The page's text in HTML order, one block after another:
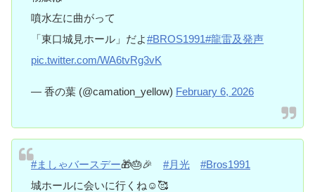
噴水左に曲がって
「東口城見ホール」だよ#BROS1991#龍雷及発声
pic.twitter.com/WA6tvRg3vK
— 香の葉 (@camation_yellow) February 6, 2026
#ましゃバースデー🎁🎂🎉 #月光
#Bros1991
城ホールに会いに行くね☺️🥰